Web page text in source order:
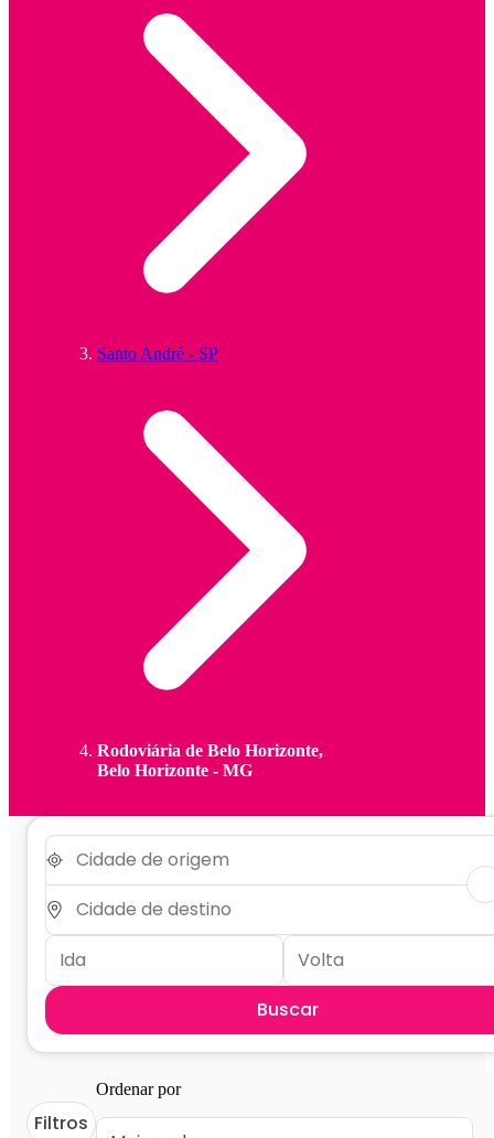
Santo André - SP
Rodoviária de Belo Horizonte,
Belo Horizonte - MG
Buscar
Filtros
Ordenar por